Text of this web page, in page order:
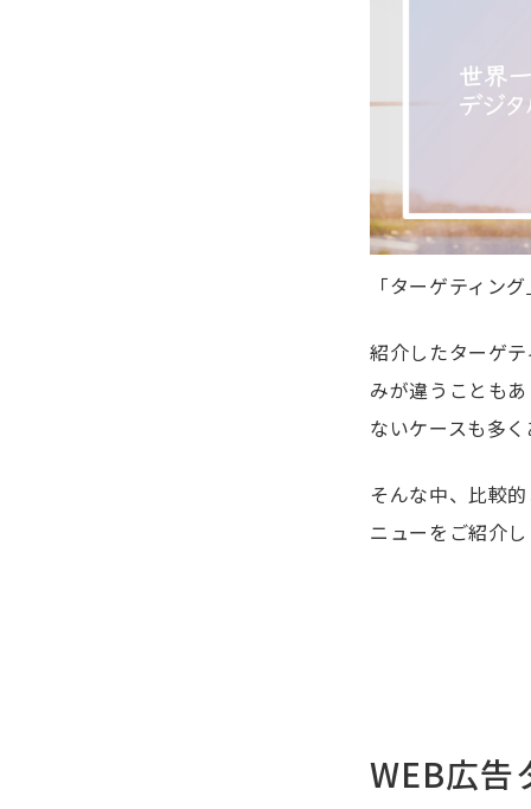
「ターゲティン
紹介したターゲ
みが違うことも
ないケースも多
そんな中、比較
ニューをご紹介
WEB広告